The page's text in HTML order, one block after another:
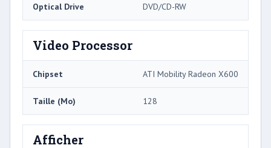
Optical Drive DVD/CD-RW
Video Processor
Chipset ATI Mobility Radeon X600
Taille (Mo) 128
Afficher